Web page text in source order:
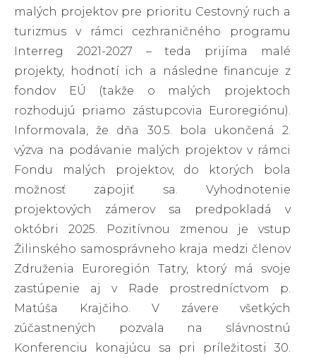
malých projektov pre prioritu Cestovný ruch a
turizmus v rámci cezhraničného programu
Interreg 2021-2027 – teda prijíma malé
projekty, hodnotí ich a následne financuje z
fondov EÚ (takže o malých projektoch
rozhodujú priamo zástupcovia Euroregiónu).
Informovala, že dňa 30.5. bola ukončená 2.
výzva na podávanie malých projektov v rámci
Fondu malých projektov, do ktorých bola
možnosť zapojiť sa. Vyhodnotenie
projektových zámerov sa predpokladá v
októbri 2025. Pozitívnou zmenou je vstup
Žilinského samosprávneho kraja medzi členov
Združenia Euroregión Tatry, ktorý má svoje
zastúpenie aj v Rade prostredníctvom p.
Matúša Krajčiho. V závere všetkých
zúčastnených pozvala na slávnostnú
Konferenciu konajúcu sa pri príležitosti 30.